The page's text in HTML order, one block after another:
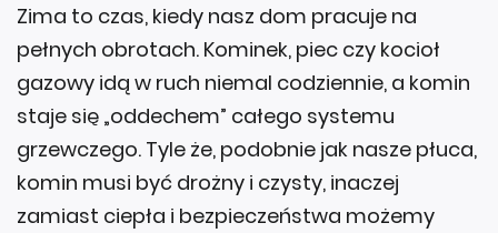
Zima to czas, kiedy nasz dom pracuje na
pełnych obrotach. Kominek, piec czy kocioł
gazowy idą w ruch niemal codziennie, a komin
staje się „oddechem” całego systemu
grzewczego. Tyle że, podobnie jak nasze płuca,
komin musi być drożny i czysty, inaczej
zamiast ciepła i bezpieczeństwa możemy